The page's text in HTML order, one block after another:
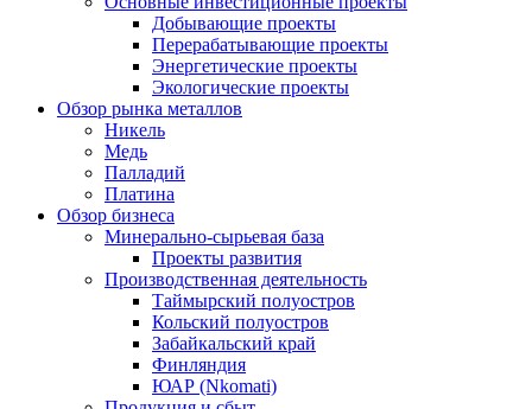
Добывающие проекты
Перерабатывающие проекты
Энергетические проекты
Экологические проекты
Обзор рынка металлов
Никель
Медь
Палладий
Платина
Обзор бизнеса
Минерально-сырьевая база
Проекты развития
Производственная деятельность
Таймырский полуостров
Кольский полуостров
Забайкальский край
Финляндия
ЮАР (Nkomati)